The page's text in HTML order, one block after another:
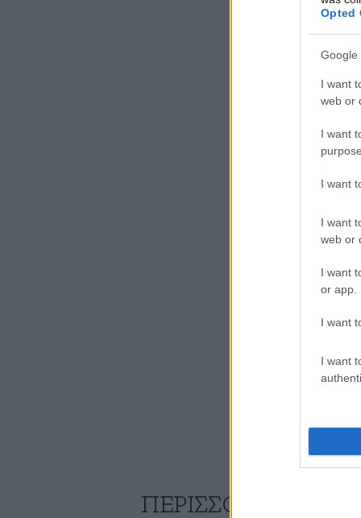
Opted
Google
I want
web or
I want
I want
I want
web or
I want
or app.
I want
I want
ΠΕΡΙΣΣΟΤΕΡΑ ΑΠΟ